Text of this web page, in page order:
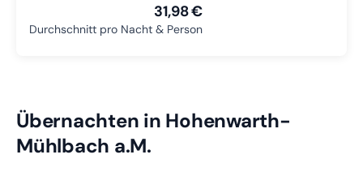
31,98 €
Durchschnitt pro Nacht & Person
Übernachten in Hohenwarth-
Mühlbach a.M.